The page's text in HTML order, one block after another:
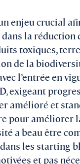
enjeu crucial
la réduction
toxiques,
de la
l’entrée en
exigeant
amélioré et
pour améliorer
a beau être
les starting-
et pas